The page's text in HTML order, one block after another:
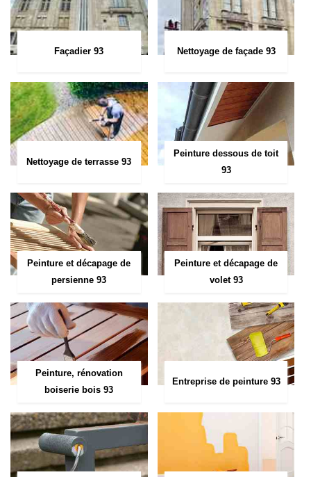
Façadier 93 Nettoyage de façade 93
Nettoyage de terrasse 93
Peinture dessous de toit
93
Peinture et décapage de
persienne 93
Peinture et décapage de
volet 93
Peinture, rénovation
boiserie bois 93
Entreprise de peinture 93